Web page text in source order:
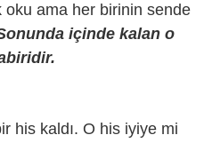
ama her birinin sende
içinde kalan o
his kaldı. O his iyiye mi